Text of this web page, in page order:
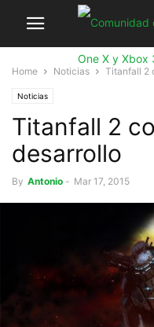
Home Noticias Titanfall 2
Noticias
Titanfall 2
desarrollo
By Antonio - Mar 17, 2015